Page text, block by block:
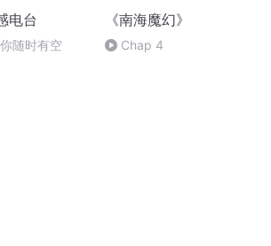
电台
随时有空
《南海魔幻》
Chap 4